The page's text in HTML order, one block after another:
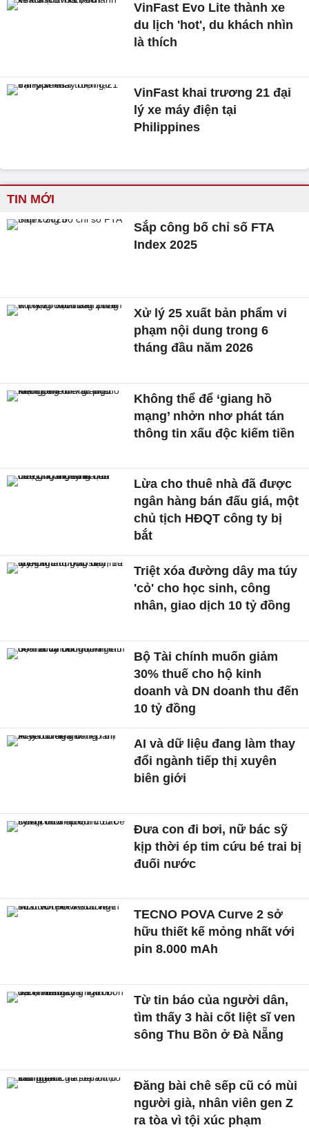
VinFast Evo Lite thành xe
du lịch 'hot', du khách nhìn
là thích
VinFast khai trương 21 đại
lý xe máy điện tại
Philippines
TIN MỚI
Sắp công bố chỉ số FTA
Index 2025
Xử lý 25 xuất bản phẩm vi
phạm nội dung trong 6
tháng đầu năm 2026
Không thể để ‘giang hồ
mạng’ nhởn nhơ phát tán
thông tin xấu độc kiếm tiền
Lừa cho thuê nhà đã được
ngân hàng bán đấu giá, một
chủ tịch HĐQT công ty bị
bắt
Triệt xóa đường dây ma túy
'cỏ' cho học sinh, công
nhân, giao dịch 10 tỷ đồng
Bộ Tài chính muốn giảm
30% thuế cho hộ kinh
doanh và DN doanh thu đến
10 tỷ đồng
AI và dữ liệu đang làm thay
đổi ngành tiếp thị xuyên
biên giới
Đưa con đi bơi, nữ bác sỹ
kịp thời ép tim cứu bé trai bị
đuối nước
TECNO POVA Curve 2 sở
hữu thiết kế mỏng nhất với
pin 8.000 mAh
Từ tin báo của người dân,
tìm thấy 3 hài cốt liệt sĩ ven
sông Thu Bồn ở Đà Nẵng
Đăng bài chê sếp cũ có mùi
người già, nhân viên gen Z
ra tòa vì tội xúc phạm